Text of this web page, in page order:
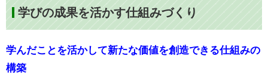
学びの成果を活かす仕組みづくり
学んだことを活かして新たな価値を創造できる仕組みの
構築